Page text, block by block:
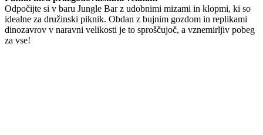
Odpočijte si v baru Jungle Bar z udobnimi mizami in klopmi, ki so
idealne za družinski piknik. Obdan z bujnim gozdom in replikami
dinozavrov v naravni velikosti je to sproščujoč, a vznemirljiv pobeg
za vse!